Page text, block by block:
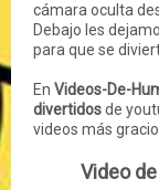
cámara oculta
Debajo les
para que se
En Videos-De-
divertidosde
videos más
Video